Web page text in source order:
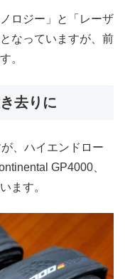
ロジー」と「レーザ
なっていますが、前
。
去りに
、ハイエンドロー
GP4000、
ます。